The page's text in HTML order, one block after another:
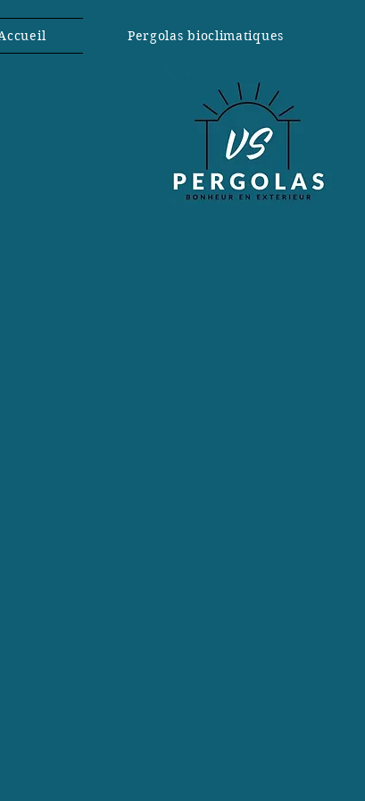
Pergolas bioclimatiques